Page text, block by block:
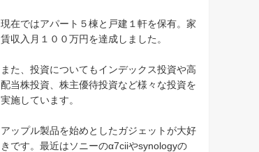
現在ではアパート５棟と戸建１軒を保有。家
賃収入月１００万円を達成しました。
また、投資についてもインデックス投資や高
配当株投資、株主優待投資など様々な投資を
実施しています。
アップル製品を始めとしたガジェットが大好
きです。最近はソニーのα7ciiやsynologyの